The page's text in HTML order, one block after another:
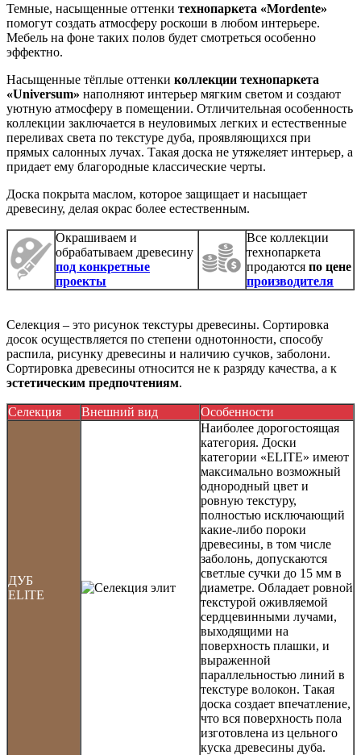
Темные, насыщенные оттенки технопаркета «Mordente»
помогут создать атмосферу роскоши в любом интерьере.
Мебель на фоне таких полов будет смотреться особенно
эффектно.
Насыщенные тёплые оттенки коллекции технопаркета
«Universum» наполняют интерьер мягким светом и создают
уютную атмосферу в помещении. Отличительная особенность
коллекции заключается в неуловимых легких и естественные
переливах света по текстуре дуба, проявляющихся при
прямых салонных лучах. Такая доска не утяжеляет интерьер, а
придает ему благородные классические черты.
Доска покрыта маслом, которое защищает и насыщает
древесину, делая окрас более естественным.
Окрашиваем и
обрабатываем древесину
под конкретные
проекты
Все коллекции
технопаркета
продаются по цене
производителя
Селекция – это рисунок текстуры древесины. Сортировка
досок осуществляется по степени однотонности, способу
распила, рисунку древесины и наличию сучков, заболони.
Сортировка древесины относится не к разряду качества, а к
эстетическим предпочтениям.
Селекция Внешний вид Особенности
ДУБ
ELITE
Наиболее дорогостоящая
категория. Доски
категории «ELITE» имеют
максимально возможный
однородный цвет и
ровную текстуру,
полностью исключающий
какие-либо пороки
древесины, в том числе
заболонь, допускаются
светлые сучки до 15 мм в
диаметре. Обладает ровной
текстурой оживляемой
сердцевинными лучами,
выходящими на
поверхность плашки, и
выраженной
параллельностью линий в
текстуре волокон. Такая
доска создает впечатление,
что вся поверхность пола
изготовлена из цельного
куска древесины дуба.